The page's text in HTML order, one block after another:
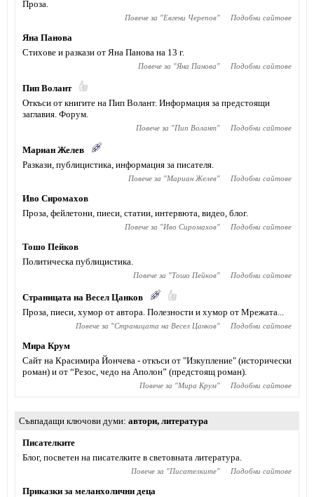
Проза.
Повече за "Евгени Черепов" Подобни сайтове
Яна Панова
Стихове и разкази от Яна Панова на 13 г.
Повече за "Яна Панова" Подобни сайтове
Пип Волант
Откъси от книгите на Пип Волант. Информация за предстоящи
заглавия. Форум.
Повече за "Пип Волант" Подобни сайтове
Мариан Желев
Разкази, публицистика, информация за писателя.
Повече за "Мариан Желев" Подобни сайтове
Иво Сиромахов
Проза, фейлетони, пиеси, статии, интервюта, видео, блог.
Повече за "Иво Сиромахов" Подобни сайтове
Тошо Пейков
Политическа публицистика.
Повече за "Тошо Пейков" Подобни сайтове
Страницата на Весел Цанков
Проза, пиеси, хумор от автора. Полезности и хумор от Мрежата...
Повече за "Страницата на Весел Цанков" Подобни сайтове
Мира Крум
Сайт на Красимира Йончева - откъси от "Изкупление" (исторически
роман) и от “Резос, чедо на Аполон” (предстоящ роман).
Повече за "Мира Крум" Подобни сайтове
Съвпадащи ключови думи автори, литература
Писателките
Блог, посветен на писателките в световната литература.
Повече за "Писателките" Подобни сайтове
Приказки за меланхолични деца